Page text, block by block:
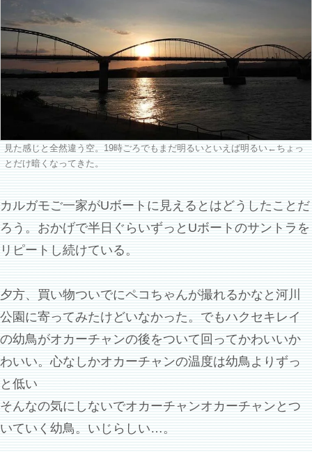
見た感じと全然違う空。19時ごろでもまだ明るいといえば明るい←ちょっ
とだけ暗くなってきた。
カルガモご一家がUボートに見えるとはどうしたことだ
ろう。おかげで半日ぐらいずっとUボートのサントラを
リピートし続けている。
夕方、買い物ついでにペコちゃんが撮れるかなと河川
公園に寄ってみたけどいなかった。でもハクセキレイ
の幼鳥がオカーチャンの後をついて回ってかわいいか
わいい。心なしかオカーチャンの温度は幼鳥よりずっ
と低い
そんなの気にしないでオカーチャンオカーチャンとつ
いていく幼鳥。いじらしい…。